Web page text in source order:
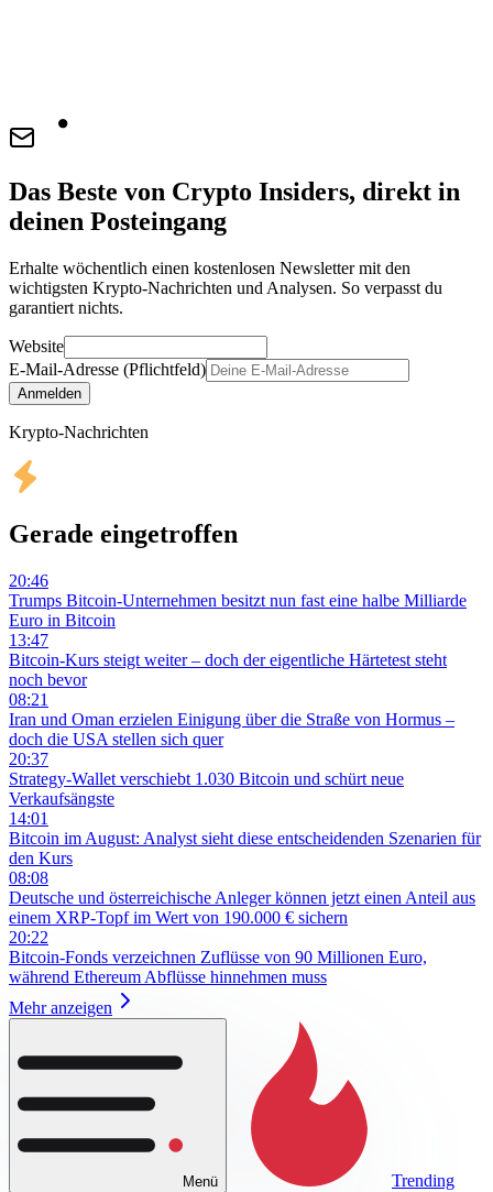
Das Beste von Crypto Insiders, direkt in
deinen Posteingang
Erhalte wöchentlich einen kostenlosen Newsletter mit den
wichtigsten Krypto-Nachrichten und Analysen. So verpasst du
garantiert nichts.
Website
E-Mail-Adresse (Pflichtfeld)
Anmelden
Krypto-Nachrichten
Gerade eingetroffen
20:46
Trumps Bitcoin-Unternehmen besitzt nun fast eine halbe Milliarde
Euro in Bitcoin
13:47
Bitcoin-Kurs steigt weiter – doch der eigentliche Härtetest steht
noch bevor
08:21
Iran und Oman erzielen Einigung über die Straße von Hormus –
doch die USA stellen sich quer
20:37
Strategy-Wallet verschiebt 1.030 Bitcoin und schürt neue
Verkaufsängste
14:01
Bitcoin im August: Analyst sieht diese entscheidenden Szenarien für
den Kurs
08:08
Deutsche und österreichische Anleger können jetzt einen Anteil aus
einem XRP-Topf im Wert von 190.000 € sichern
20:22
Bitcoin-Fonds verzeichnen Zuflüsse von 90 Millionen Euro,
während Ethereum Abflüsse hinnehmen muss
Mehr anzeigen
Menü Trending